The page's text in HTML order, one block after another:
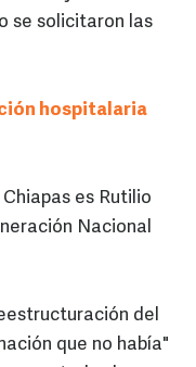
se solicitaron las
hospitalaria
es Rutilio
Nacional
del
que no había"